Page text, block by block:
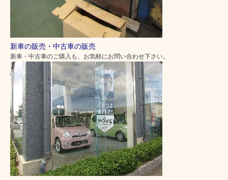
新車の販売・中古車の販売
新車・中古車のご購入も、お気軽にお問い合わせ下さい。